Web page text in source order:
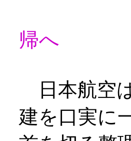
帰へ
日本航空
建を口実に